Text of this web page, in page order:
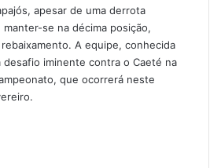
apesar de uma derrota
se na décima posição,
A equipe, conhecida
desafio iminente contra o Caeté na
que ocorrerá neste